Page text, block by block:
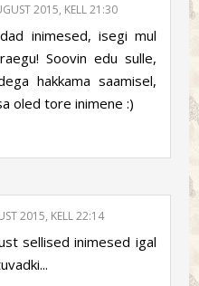
2015, KELL 21:30
inimesed, isegi mul
Soovin edu sulle,
hakkama saamisel,
oled tore inimene :)
2015, KELL 22:14
sellised inimesed igal